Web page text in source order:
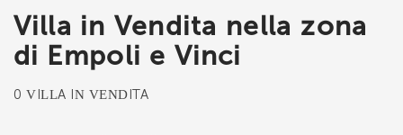
Villa in Vendita nella zona
di Empoli e Vinci
0 VILLA IN VENDITA
Immobiliare Chiara Brogi
0571 902832